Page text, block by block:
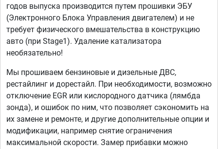
годов выпуска производится путем прошивки ЭБУ
(Электронного Блока Управления двигателем) и не
требует физического вмешательства в конструкцию
авто (при Stage1). Удаление катализатора
необязательно!
Мы прошиваем бензиновые и дизельные ДВС,
рестайлинг и дорестайл. При необходимости, возможно
отключение EGR или кислородного датчика (лямбда
зонда), и ошибок по ним, что позволяет сэкономить на
их замене и ремонте, и другие дополнительные опции и
модификации, например снятие ограничения
максимальной скорости. Замер прибавки можно